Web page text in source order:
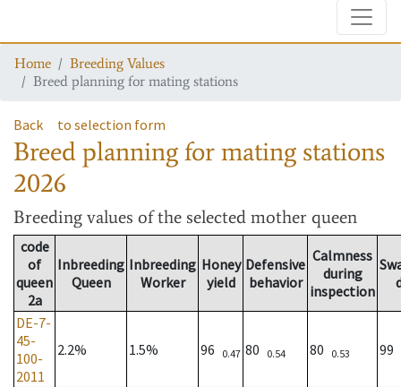
Home
Breeding Values
Breed planning for mating stations
Back to selection form
Breed planning for mating stations
2026
Breeding values of the selected mother queen
code
of
queen
2a
Inbreeding
Queen
Inbreeding
Worker
Honey
yield
Defensive
behavior
Calmness
during
inspection
DE-7-
45-
100-
2011
2.2% 1.5% 96 0.47 80 0.54 80 0.53 99